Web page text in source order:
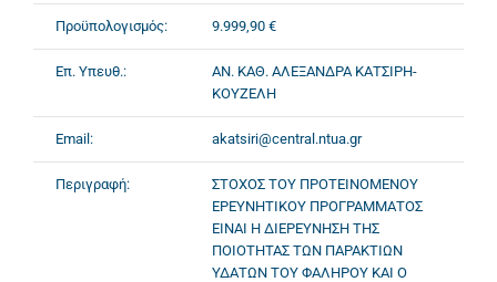
Προϋπολογισμός: 9.999,90 €
Επ. Υπευθ.:
ΑΝ. ΚΑΘ. ΑΛΕΞΑΝΔΡΑ ΚΑΤΣΙΡΗ-
ΚΟΥΖΕΛΗ
Email: akatsiri@central.ntua.gr
Περιγραφή:
ΣΤΟΧΟΣ ΤΟΥ ΠΡΟΤΕΙΝΟΜΕΝΟΥ
ΕΡΕΥΝΗΤΙΚΟΥ ΠΡΟΓΡΑΜΜΑΤΟΣ
ΕΙΝΑΙ Η ΔΙΕΡΕΥΝΗΣΗ ΤΗΣ
ΠΟΙΟΤΗΤΑΣ ΤΩΝ ΠΑΡΑΚΤΙΩΝ
ΥΔΑΤΩΝ ΤΟΥ ΦΑΛΗΡΟΥ ΚΑΙ Ο